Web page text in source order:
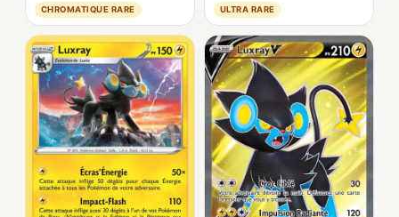
CHROMATIQUE RARE ULTRA RARE